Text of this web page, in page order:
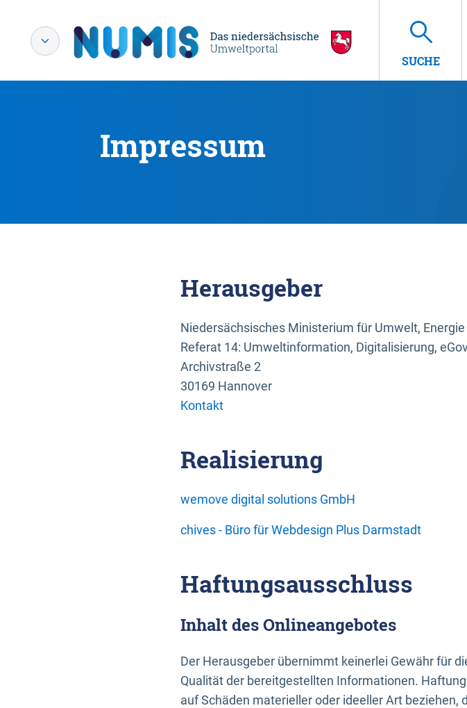
SUCHE
Impressum
Herausgeber
Niedersächsisches Ministerium für Umwelt,
Referat 14: Umweltinformation, Digitalisierung,
Archivstraße 2
30169 Hannover
Kontakt
Realisierung
wemove digital solutions GmbH
chives - Büro für Webdesign Plus Darmstadt
Haftungsausschluss
Inhalt des Onlineangebotes
Der Herausgeber übernimmt keinerlei Gewähr für
Qualität der bereitgestellten Informationen.
auf Schäden materieller oder ideeller Art